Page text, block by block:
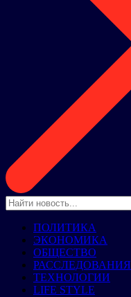
ПОЛИТИКА
ЭКОНОМИКА
ОБЩЕСТВО
РАССЛЕДОВАНИЯ
ТЕХНОЛОГИИ
LIFE STYLE